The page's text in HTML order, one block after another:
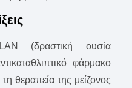
(δραστική ουσία
φάρμακο
θεραπεία της μείζονος